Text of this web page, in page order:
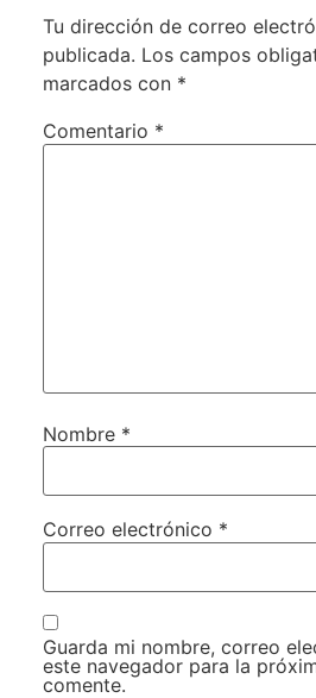
Tu dirección de correo
publicada. Los campos
marcados con *
Comentario *
Nombre *
Correo electrónico *
Guarda mi nombre, correo
este navegador para la
comente.